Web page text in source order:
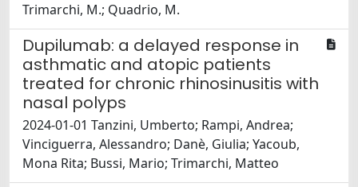
Trimarchi, M.; Quadrio, M.
Dupilumab: a delayed response in
asthmatic and atopic patients
treated for chronic rhinosinusitis with
nasal polyps
2024-01-01 Tanzini, Umberto; Rampi, Andrea;
Vinciguerra, Alessandro; Danè, Giulia; Yacoub,
Mona Rita; Bussi, Mario; Trimarchi, Matteo